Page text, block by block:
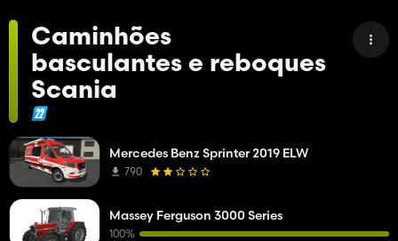
Caminhões
basculantes e reboques
Scania
Mercedes Benz Sprinter 2019 ELW
790
Massey Ferguson 3000 Series
100%